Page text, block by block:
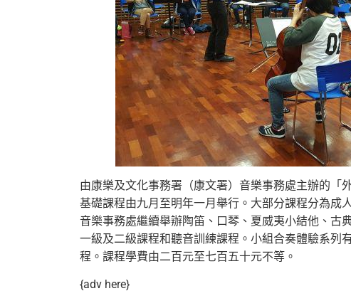
由康樂及文化事務署（康文署）音樂事務處主辦的「
基礎課程由九月至明年一月舉行。 大部分課程分為成
音樂事務處繼續舉辦陶笛、口琴、 夏威夷小結他、古
一級及二級課程和聽音訓練課程。 小組合奏體驗系列
程。課程學費由二百元至七百五十元不等。
{adv here}